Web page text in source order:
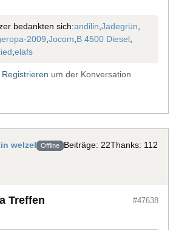
bedankten sich:andilin,Jadegrün,
2009,Jocom,B 4500 Diesel,
,elafs
Registrieren um der Konversation
welzel Offline Beiträge: 22Thanks: 112
Treffen #47638